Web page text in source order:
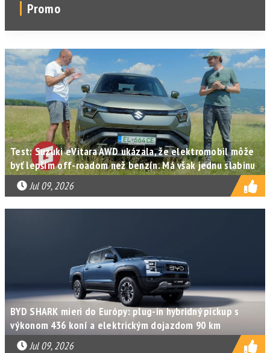
Promo
Test: Suzuki eVitara AWD ukázala, že elektromobil môže
byť lepším off-roadom než benzín. Má však jednu slabinu
Jul 09, 2026
BYD SHARK mieri do Európy: plug-in hybridný pickup s
výkonom 436 koní a elektrickým dojazdom 90 km
Jul 09, 2026